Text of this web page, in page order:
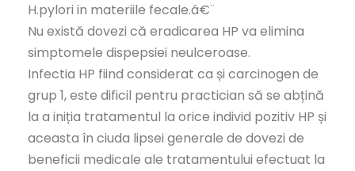
H.pylori in materiile fecale.â€¨
Nu există dovezi că eradicarea HP va elimina
simptomele dispepsiei neulceroase.
Infectia HP fiind considerat ca și carcinogen de
grup 1, este dificil pentru practician să se abțină
la a iniția tratamentul la orice individ pozitiv HP și
aceasta în ciuda lipsei generale de dovezi de
beneficii medicale ale tratamentului efectuat la